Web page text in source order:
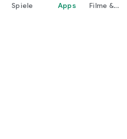
Spiele Apps
Filme &